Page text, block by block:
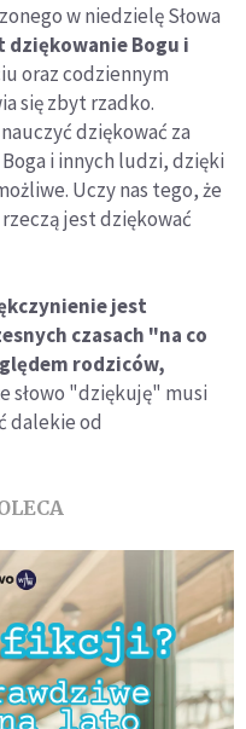
w niedzielę Słowa
dziękowanie Bogu i
oraz codziennym
się zbyt rzadko.
dziękować za
i innych ludzi, dzięki
Uczy nas tego, że
jest dziękować
jest
czasach "na co
rodziców,
słowo "dziękuję" musi
dalekie od